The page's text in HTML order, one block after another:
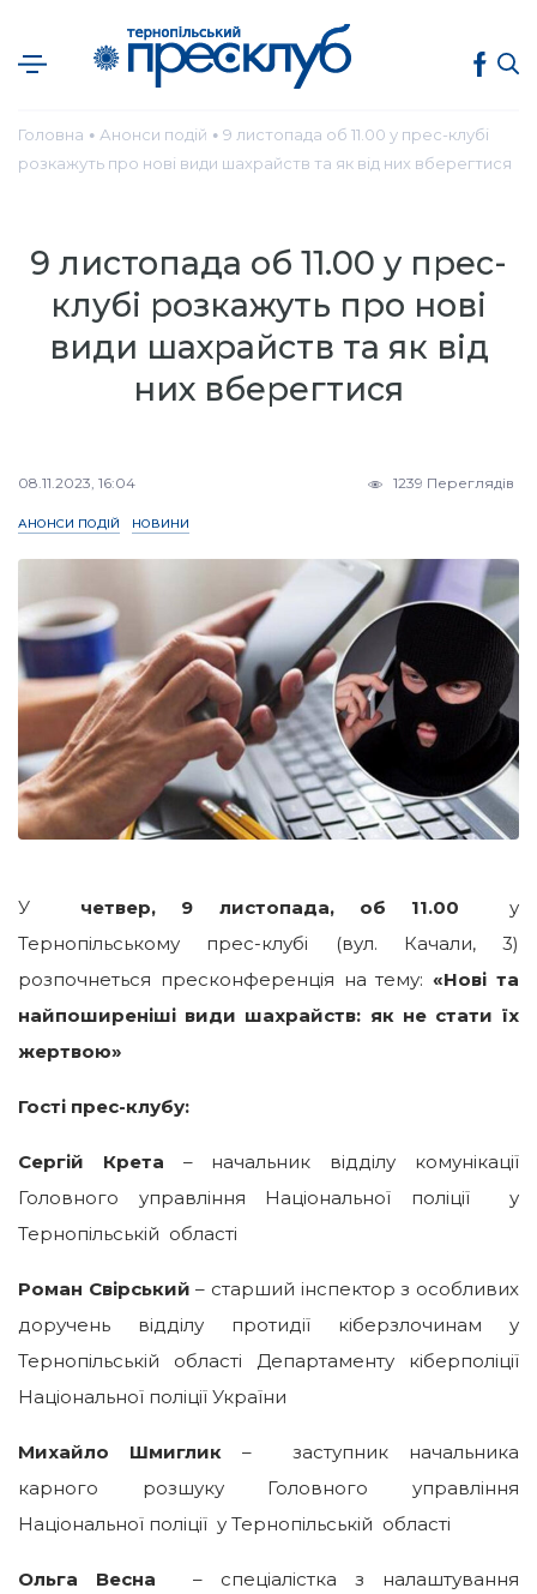
Головна ● Анонси подій ● 9 листопада об 11.00 у прес-клубі
розкажуть про нові види шахрайств та як від них вберегтися
9 листопада об 11.00 у прес-
клубі розкажуть про нові
види шахрайств та як від
них вберегтися
08.11.2023, 16:04 1239 Переглядів
АНОНСИ ПОДІЙ НОВИНИ
У четвер, 9 листопада, об 11.00
у
Тернопільському прес-клубі (вул. Качали, 3)
розпочнеться пресконференція на тему: «Нові та
найпоширеніші види шахрайств: як не стати їх
жертвою»
Гості прес-клубу:
Сергій Крета – начальник відділу комунікації
Головного управління Національної поліції у
Тернопільській області
Роман Свірський – старший інспектор з особливих
доручень відділу протидії кіберзлочинам у
Тернопільській області Департаменту кіберполіції
Національної поліції України
Михайло Шмиглик – заступник начальника
карного розшуку Головного управління
Національної поліції у Тернопільській області
Ольга Весна – спеціалістка з налаштування